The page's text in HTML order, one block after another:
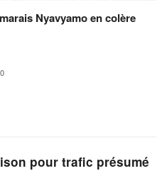
Nyavyamo en colère
pour trafic présumé